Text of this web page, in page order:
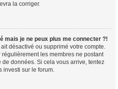
la corriger.
mais je ne peux plus me connecter ?!
ait désactivé ou supprimé votre compte.
les membres ne postant
données. Si cela vous arrive, tentez
investi sur le forum.